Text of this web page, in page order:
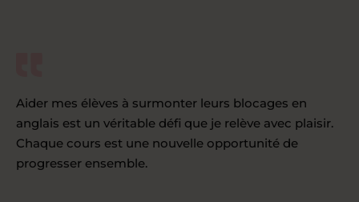
Aider mes élèves à surmonter leurs blocages en
anglais est un véritable défi que je relève avec plaisir.
Chaque cours est une nouvelle opportunité de
progresser ensemble.